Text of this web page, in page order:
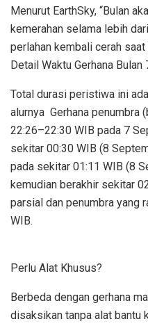
Menurut EarthSky, “Bulan
kemerahan selama lebih
perlahan kembali cerah saat
Detail Waktu Gerhana
Total durasi peristiwa ini
alurnya Gerhana penumbra
22:26–22:30 WIB pada 7
sekitar 00:30 WIB (8
pada sekitar 01:11 WIB (8
kemudian berakhir sekitar
parsial dan penumbra yang
WIB.
Perlu Alat Khusus?
Berbeda dengan gerhana
disaksikan tanpa alat bantu